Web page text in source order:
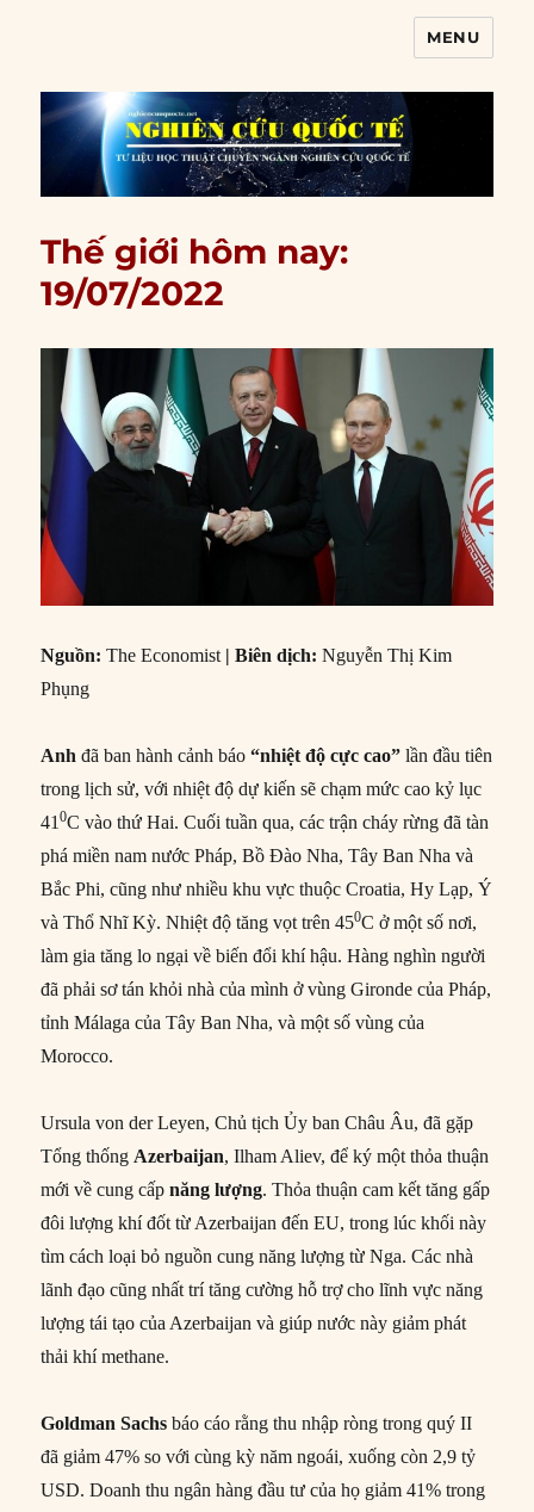
MENU
Thế giới hôm nay:
19/07/2022
Nguồn:The Economist | Biên dịch:Nguyễn Thị Kim
Phụng
Anh đã ban hành cảnh báo“nhiệt độ cực cao” lần đầu tiên
trong lịch sử, với nhiệt độ dự kiến sẽ chạm mức cao kỷ lục
410C vào thứ Hai. Cuối tuần qua, các trận cháy rừng đã tàn
phá miền nam nước Pháp, Bồ Đào Nha, Tây Ban Nha và
Bắc Phi, cũng như nhiều khu vực thuộc Croatia, Hy Lạp, Ý
và Thổ Nhĩ Kỳ. Nhiệt độ tăng vọt trên 450C ở một số nơi,
làm gia tăng lo ngại về biến đổi khí hậu. Hàng nghìn người
đã phải sơ tán khỏi nhà của mình ở vùng Gironde của Pháp,
tỉnh Málaga của Tây Ban Nha, và một số vùng của
Morocco.
Ursula von der Leyen, Chủ tịch Ủy ban Châu Âu, đã gặp
Tổng thống Azerbaijan, Ilham Aliev, để ký một thỏa thuận
mới về cung cấpnăng lượng. Thỏa thuận cam kết tăng gấp
đôi lượng khí đốt từ Azerbaijan đến EU, trong lúc khối này
tìm cách loại bỏ nguồn cung năng lượng từ Nga. Các nhà
lãnh đạo cũng nhất trí tăng cường hỗ trợ cho lĩnh vực năng
lượng tái tạo của Azerbaijan và giúp nước này giảm phát
thải khí methane.
Goldman Sachs báo cáo rằng thu nhập ròng trong quý II
đã giảm 47% so với cùng kỳ năm ngoái, xuống còn 2,9 tỷ
USD. Doanh thu ngân hàng đầu tư của họ giảm 41% trong